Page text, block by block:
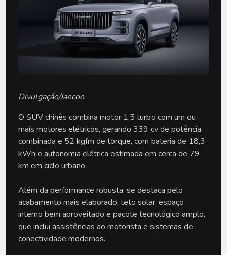
Divulgação/Jaecoo
O SUV chinês combina motor 1.5 turbo com um ou
mais motores elétricos, gerando 339 cv de potência
combinada e 52 kgfm de torque, com bateria de 18,3
kWh e autonomia elétrica estimada em cerca de 79
km em ciclo urbano.
Além da performance robusta, se destaca pelo
acabamento mais elaborado, teto solar, espaço
interno bem aproveitado e pacote tecnológico amplo,
que inclui assistências ao motorista e sistemas de
conectividade modernos.